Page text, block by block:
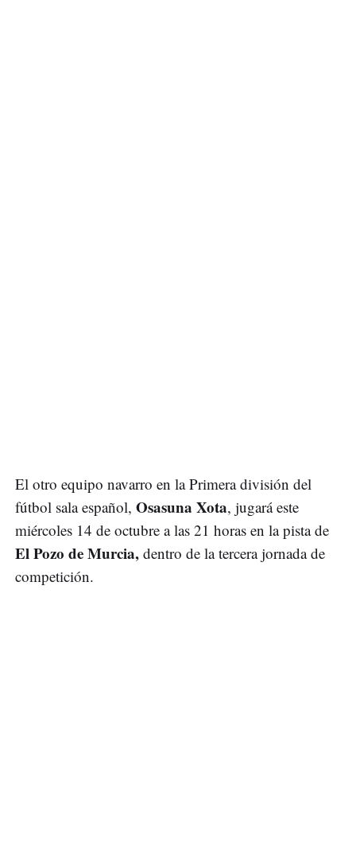
El otro equipo navarro en la Primera división del
fútbol sala español, Osasuna Xota, jugará este
miércoles 14 de octubre a las 21 horas en la pista de
El Pozo de Murcia, dentro de la tercera jornada de
competición.